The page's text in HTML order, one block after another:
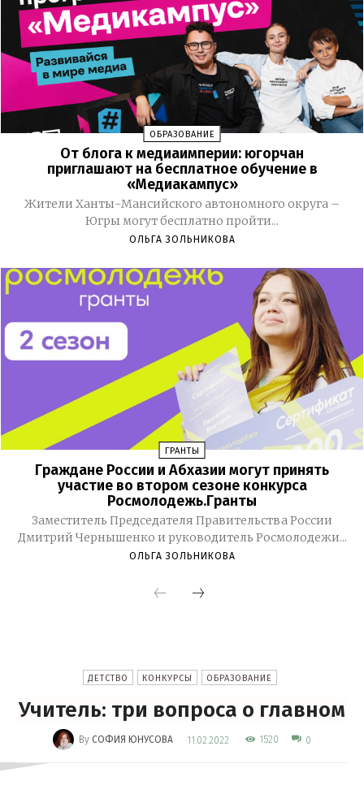
ОБРАЗОВАНИЕ
От блога к медиаимперии: югорчан
приглашают на бесплатное обучение в
«Медиакампус»
Жители Ханты-Мансийского автономного округа –
Югры могут бесплатно пройти...
ОЛЬГА ЗОЛЬНИКОВА
ГРАНТЫ
Граждане России и Абхазии могут принять
участие во втором сезоне конкурса
Росмолодежь.Гранты
Заместитель Председателя Правительства России
Дмитрий Чернышенко и руководитель Росмолодежи...
ОЛЬГА ЗОЛЬНИКОВА